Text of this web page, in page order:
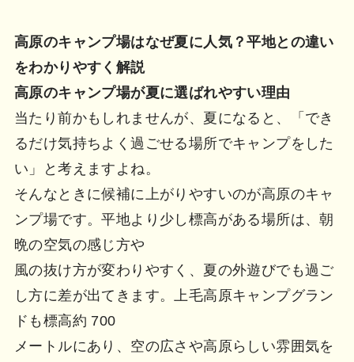
高原のキャンプ場はなぜ夏に人気？平地との違い
をわかりやすく解説
高原のキャンプ場が夏に選ばれやすい理由
当たり前かもしれませんが、夏になると、「でき
るだけ気持ちよく過ごせる場所でキャンプをした
い」と考えますよね。
そんなときに候補に上がりやすいのが高原のキャ
ンプ場です。平地より少し標高がある場所は、朝
晩の空気の感じ方や
風の抜け方が変わりやすく、夏の外遊びでも過ご
し方に差が出てきます。上毛高原キャンプグラン
ドも標高約 700
メートルにあり、空の広さや高原らしい雰囲気を